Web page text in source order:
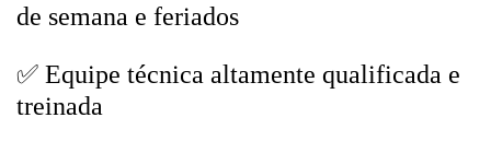
de semana e feriados
✅ Equipe técnica altamente qualificada e
treinada